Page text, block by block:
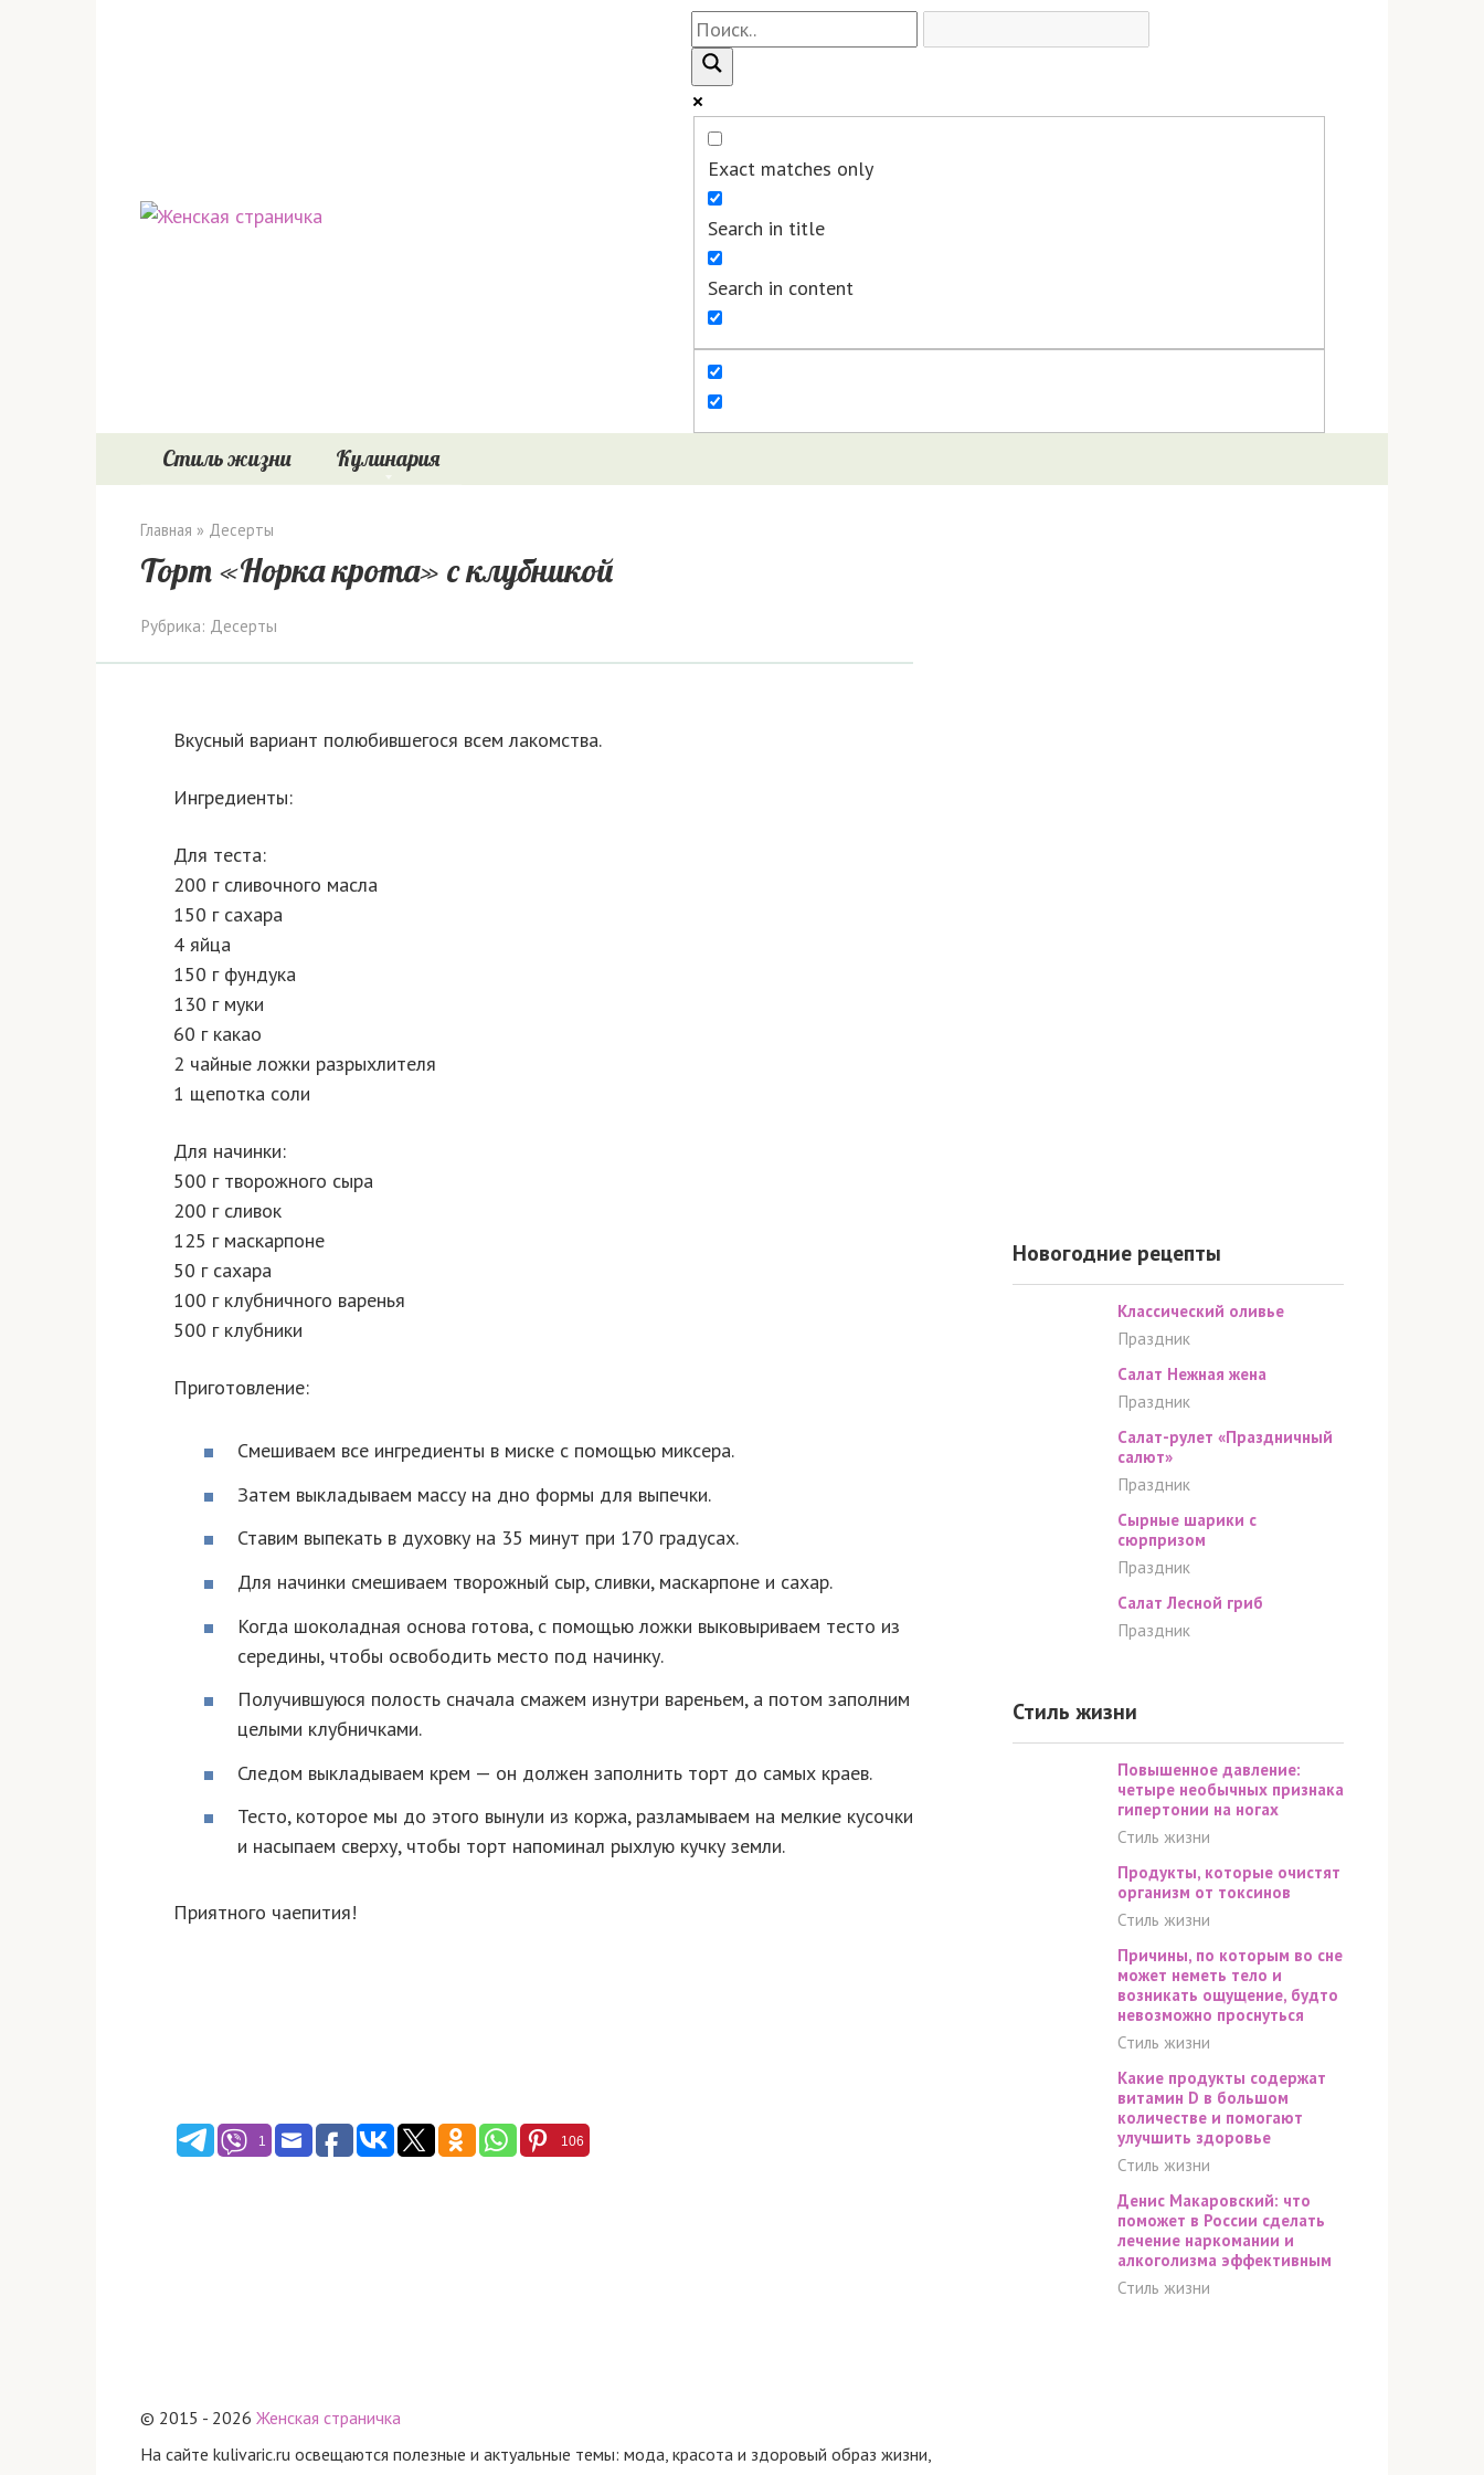
Exact matches only
Search in title
Search in content
Стиль жизни Кулинария
Главная » Десерты
Торт «Норка крота» с клубникой
Рубрика: Десерты
Вкусный вариант полюбившегося всем лакомства.
Ингредиенты:
Для теста:
200 г сливочного масла
150 г сахара
4 яйца
150 г фундука
130 г муки
60 г какао
2 чайные ложки разрыхлителя
1 щепотка соли
Для начинки:
500 г творожного сыра
200 г сливок
125 г маскарпоне
50 г сахара
100 г клубничного варенья
500 г клубники
Приготовление:
Смешиваем все ингредиенты в миске с помощью миксера.
Затем выкладываем массу на дно формы для выпечки.
Ставим выпекать в духовку на 35 минут при 170 градусах.
Для начинки смешиваем творожный сыр, сливки, маскарпоне и сахар.
Когда шоколадная основа готова, с помощью ложки выковыриваем тесто из
середины, чтобы освободить место под начинку.
Получившуюся полость сначала смажем изнутри вареньем, а потом заполним
целыми клубничками.
Следом выкладываем крем — он должен заполнить торт до самых краев.
Тесто, которое мы до этого вынули из коржа, разламываем на мелкие кусочки
и насыпаем сверху, чтобы торт напоминал рыхлую кучку земли.
Приятного чаепития!
1 106
Новогодние рецепты
Классический оливье
Праздник
Салат Нежная жена
Праздник
Салат-рулет «Праздничный
салют»
Праздник
Сырные шарики c
cюрпризом
Праздник
Салат Лесной гриб
Праздник
Стиль жизни
Повышенное давление:
четыре необычных признака
гипертонии на ногах
Стиль жизни
Продукты, которые очистят
организм от токсинов
Стиль жизни
Причины, по которым во сне
может неметь тело и
возникать ощущение, будто
невозможно проснуться
Стиль жизни
Какие продукты содержат
витамин D в большом
количестве и помогают
улучшить здоровье
Стиль жизни
Денис Макаровский: что
поможет в России сделать
лечение наркомании и
алкоголизма эффективным
Стиль жизни
© 2015 - 2026 Женская страничка
На сайте kulivaric.ru освещаются полезные и актуальные темы: мода, красота и здоровый образ жизни,